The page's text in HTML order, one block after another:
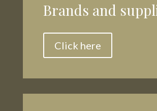
Brands and
Click here